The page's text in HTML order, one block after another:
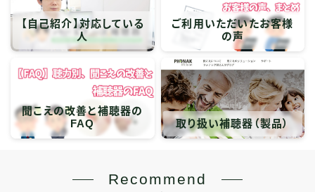
【自己紹介】対応している
人
ご利用いただいたお客様
の声
聞こえの改善と補聴器の
FAQ
取り扱い補聴器（製品）
Recommend